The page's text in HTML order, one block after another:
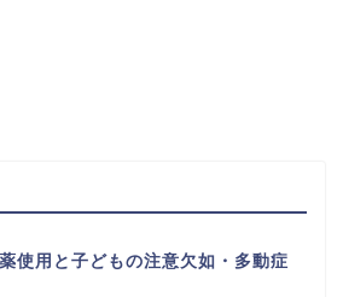
使用と子どもの注意欠如・多動症